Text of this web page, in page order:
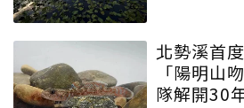
北勢溪首
「陽明山
隊解開30